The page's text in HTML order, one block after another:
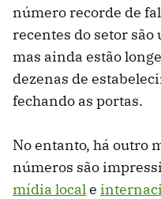
número recorde de
recentes do setor
mas ainda estão
dezenas de
fechando as portas.
No entanto, há outro
números são
mídia locale